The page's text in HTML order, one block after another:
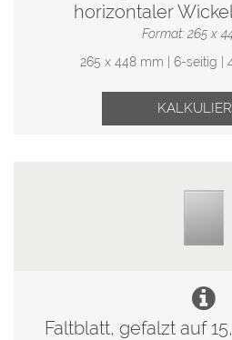
horizontaler
Format: 265 x
265 x 448 mm | 6-seitig |
Faltblatt, gefalzt auf